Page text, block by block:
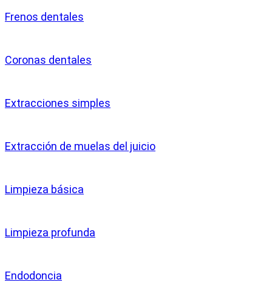
Frenos dentales
Coronas dentales
Extracciones simples
Extracción de muelas del juicio
Limpieza básica
Limpieza profunda
Endodoncia